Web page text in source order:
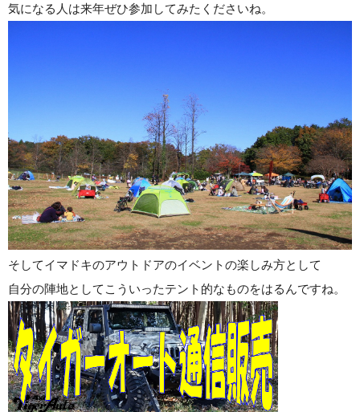
気になる人は来年ぜひ参加してみたくださいね。
そしてイマドキのアウトドアのイベントの楽しみ方として
自分の陣地としてこういったテント的なものをはるんですね。